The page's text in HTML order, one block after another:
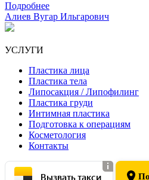
Подробнее
Алиев Вугар Ильгарович
УСЛУГИ
Пластика лица
Пластика тела
Липосакция / Липофилинг
Пластика груди
Интимная пластика
Подготовка к операциям
Косметология
Контакты
Вызвать такси